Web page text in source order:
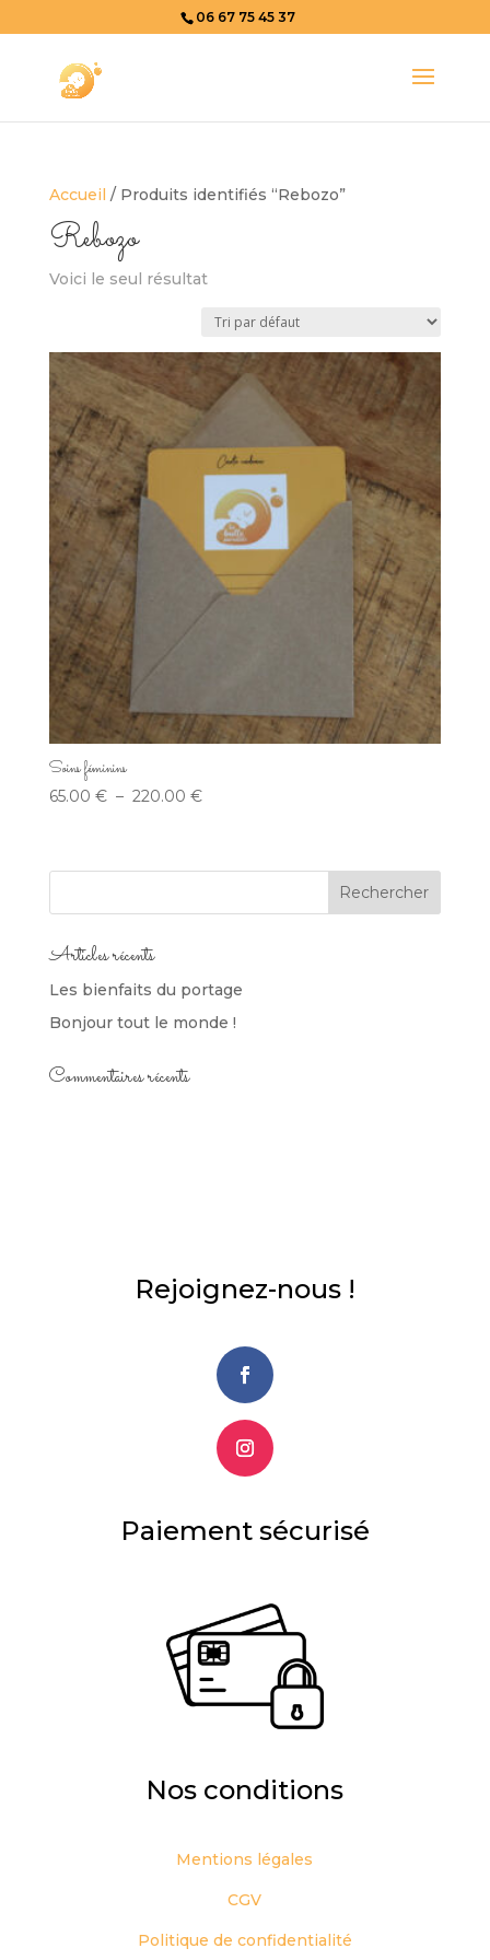
06 67 75 45 37
Accueil / Produits identifiés “Rebozo”
Rebozo
Voici le seul résultat
Soins féminins
65.00 € – 220.00 €Plage
65.00 €
Articles récents
Les bienfaits du portage
Bonjour tout le monde !
Commentaires récents
Rejoignez-nous !
Paiement sécurisé
Nos conditions
Mentions légales
CGV
Politique de confidentialité